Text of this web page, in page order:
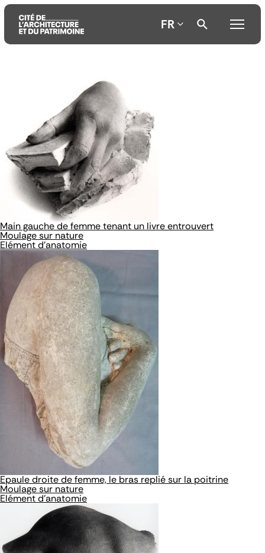
FR
Main gauche de femme tenant un livre entrouvert
Moulage sur nature
Elément d'anatomie
Epaule droite de femme, le bras replié sur la poitrine
Moulage sur nature
Elément d'anatomie